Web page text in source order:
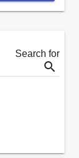
Search for
search